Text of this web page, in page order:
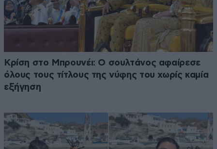
Κρίση στο Μπρουνέι: Ο σουλτάνος αφαίρεσε
όλους τους τίτλους της νύφης του χωρίς καμία
εξήγηση